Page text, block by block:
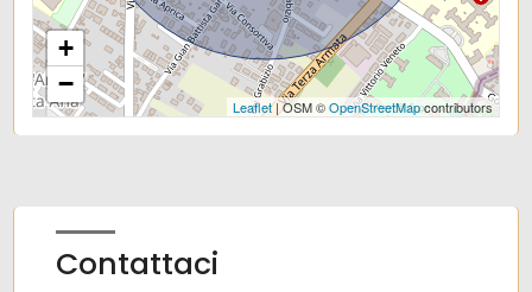
Uffici comunali
+
−
Leaflet| OSM ©OpenStreetMapcontributors
Contattaci